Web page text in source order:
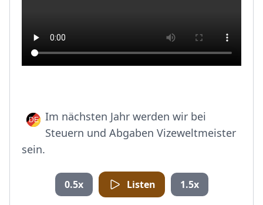
Im nächsten Jahr werden wir bei
Steuern und Abgaben Vizeweltmeister
sein.
0.5x Listen 1.5x